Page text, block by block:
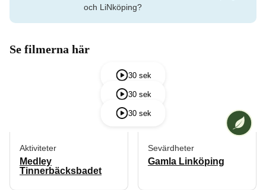
och LiNköping?
Se filmerna här
30 sek
30 sek
30 sek
Aktiviteter
Medley
Tinnerbäcksbadet
Vi på
Sevärdheter
Gamla Linköping